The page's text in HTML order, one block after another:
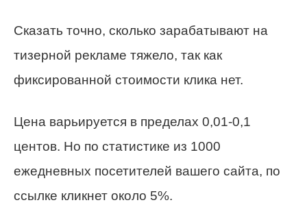
Сказать точно, сколько зарабатывают на
тизерной рекламе тяжело, так как
фиксированной стоимости клика нет.
Цена варьируется в пределах 0,01-0,1
центов. Но по статистике из 1000
ежедневных посетителей вашего сайта, по
ссылке кликнет около 5%.